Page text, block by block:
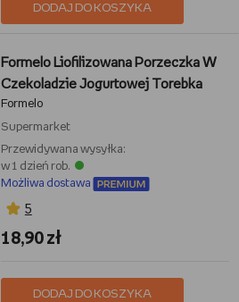
DODAJ DO KOSZYKA
Formelo Liofilizowana Porzeczka W
Czekoladzie Jogurtowej Torebka
Formelo
Supermarket
Przewidywana wysyłka:
w 1 dzień rob.
Możliwa dostawa
5
18,90 zł
DODAJ DO KOSZYKA